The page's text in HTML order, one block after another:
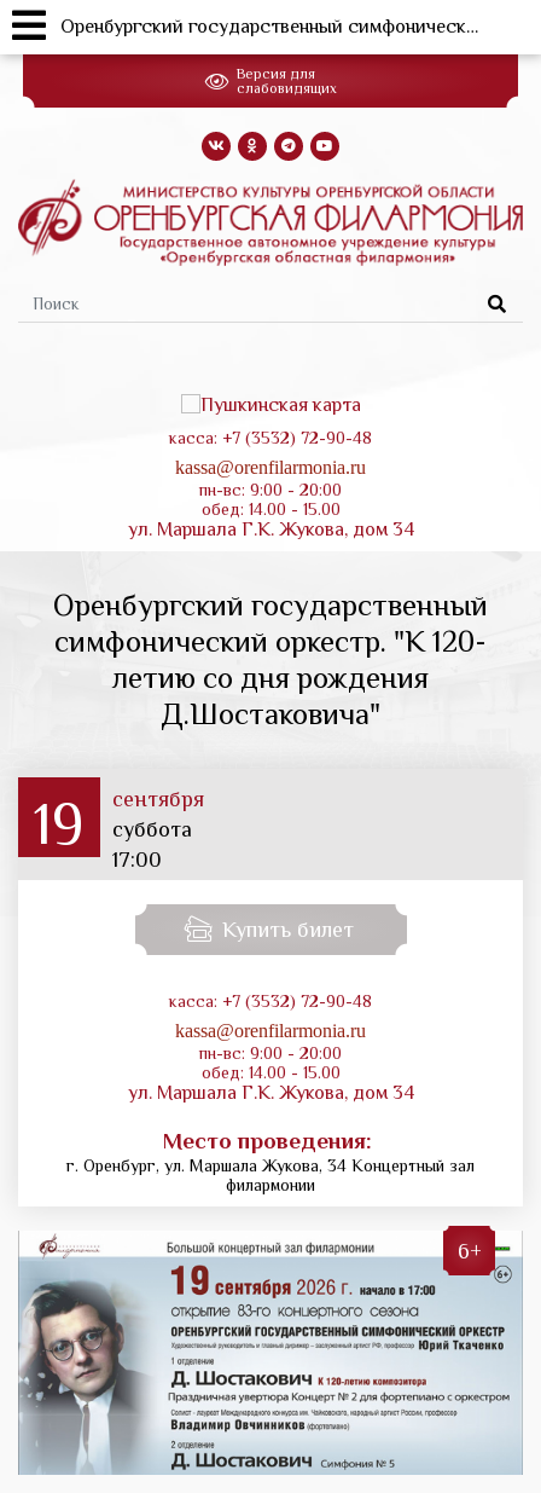
Перейти
основному
Форма
поиска
касса: +7 (3532) 72-90-48
kassa@orenfilarmonia.ru
пн-вс: 9:00 - 20:00
обед: 14.00 - 15.00
ул. Маршала Г.К. Жукова, дом 34
Версия для
слабовидящих
Оренбургский государственный
симфонический оркестр. "К 120-
летию со дня рождения
Д.Шостаковича"
19
сентября
суббота
17:00
Купить билет
касса: +7 (3532) 72-90-48
kassa@orenfilarmonia.ru
пн-вс: 9:00 - 20:00
обед: 14.00 - 15.00
ул. Маршала Г.К. Жукова, дом 34
Место проведения:
г. Оренбург, ул. Маршала Жукова, 34 Концертный зал
филармонии
6+
Оренбургский государственный симфонический оркестр. "К 120-летию со дня рождения Д.Шостаковича"